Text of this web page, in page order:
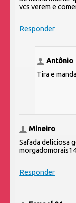
vcs verem e
Responder
Antônio
Tira e
Mineiro
Safada deliciosa
Responder